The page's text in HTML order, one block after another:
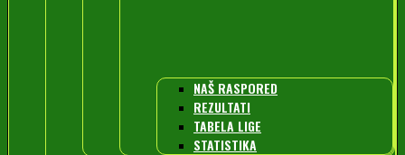
NAŠ RASPORED
REZULTATI
TABELA LIGE
STATISTIKA